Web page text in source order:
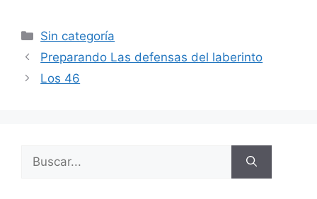
Categorías
Sin categoría
Preparando Las defensas del laberinto
Los 46